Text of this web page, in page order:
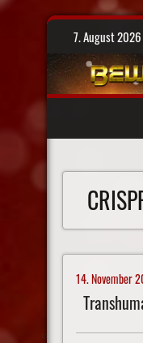
Skip
7. August 2026
14. November